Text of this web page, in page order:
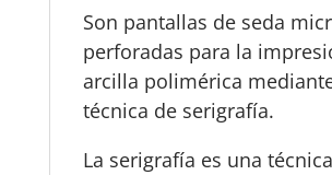
Son pantallas de seda
perforadas para la
arcilla polimérica
técnica de serigrafía.
La serigrafía es una